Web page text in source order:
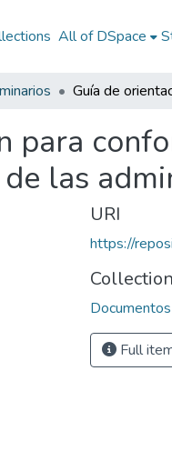
All of DSpace
para
las
URI
https://
Full